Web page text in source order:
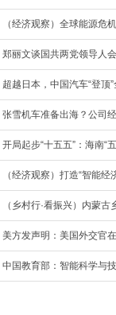
（经济观察）全球能源危
郑丽文谈国共两党领导人
超越日本，中国汽车“登顶
张雪机车准备出海？公司
开局起步“十五五”：海南“
（经济观察）打造“智能经
（乡村行·看振兴）内蒙
美方发声明：美国外交官
中国教育部：智能科学与